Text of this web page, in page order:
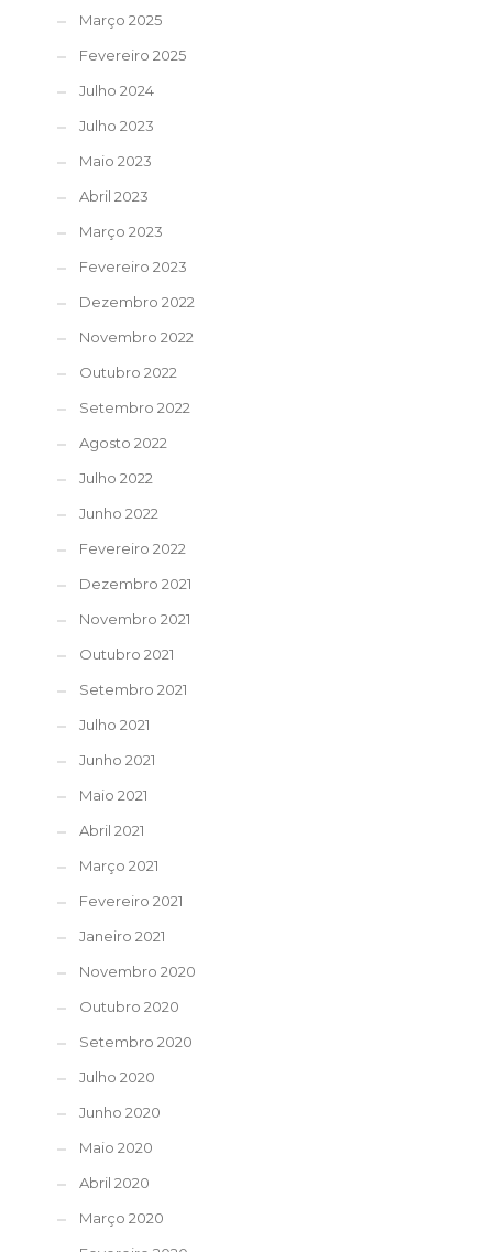
Março 2025
Fevereiro 2025
Julho 2024
Julho 2023
Maio 2023
Abril 2023
Março 2023
Fevereiro 2023
Dezembro 2022
Novembro 2022
Outubro 2022
Setembro 2022
Agosto 2022
Julho 2022
Junho 2022
Fevereiro 2022
Dezembro 2021
Novembro 2021
Outubro 2021
Setembro 2021
Julho 2021
Junho 2021
Maio 2021
Abril 2021
Março 2021
Fevereiro 2021
Janeiro 2021
Novembro 2020
Outubro 2020
Setembro 2020
Julho 2020
Junho 2020
Maio 2020
Abril 2020
Março 2020